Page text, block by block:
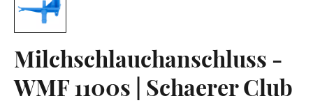
Milchschlauchanschluss -
WMF 1100s | Schaerer Club